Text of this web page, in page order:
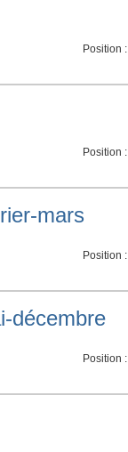
Position :
Position :
mars
Position :
décembre
Position :